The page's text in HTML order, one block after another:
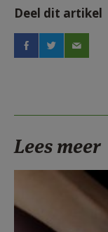
Deel dit artikel
Lees meer